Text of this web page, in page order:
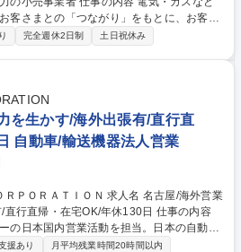
客さまとの「つながり」をもとに、お客さ
いサービスを提案することで、「お客さま
アの選択肢を広げ、将来の管理職および経
しています。 【■主な配属先】◎法人営業
営業部門/サステナブル社会推進部門/電力
種 [100494]【名古屋/
ン※中部電力の小売事業者
完全週休2日制 土日祝休み
を生かす/海外出張有/直行直
自動車/輸送機器法人営業
ＯＮ 求人名 名古屋/海外営業
帰・在宅OK/年休130日 仕事の内容
の日本国内営業活動を担当。日本の自動車
善策の提案から営業まで一貫して行い事業
援あり
月平均残業時間20時間以内